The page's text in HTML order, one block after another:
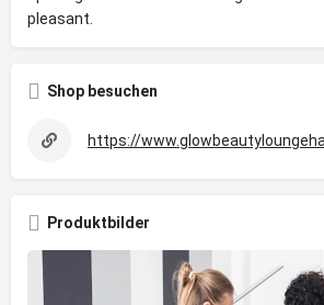
pleasant.
Shop besuchen
https://
Produktbilder